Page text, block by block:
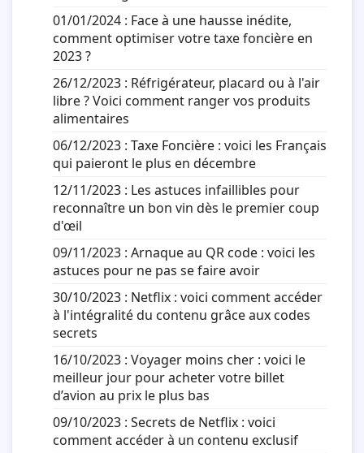
01/01/2024 : Face à une hausse inédite,
comment optimiser votre taxe foncière en
2023 ?
26/12/2023 : Réfrigérateur, placard ou à l'air
libre ? Voici comment ranger vos produits
alimentaires
06/12/2023 : Taxe Foncière : voici les Français
qui paieront le plus en décembre
12/11/2023 : Les astuces infaillibles pour
reconnaître un bon vin dès le premier coup
d'œil
09/11/2023 : Arnaque au QR code : voici les
astuces pour ne pas se faire avoir
30/10/2023 : Netflix : voici comment accéder
à l'intégralité du contenu grâce aux codes
secrets
16/10/2023 : Voyager moins cher : voici le
meilleur jour pour acheter votre billet
d’avion au prix le plus bas
09/10/2023 : Secrets de Netflix : voici
comment accéder à un contenu exclusif